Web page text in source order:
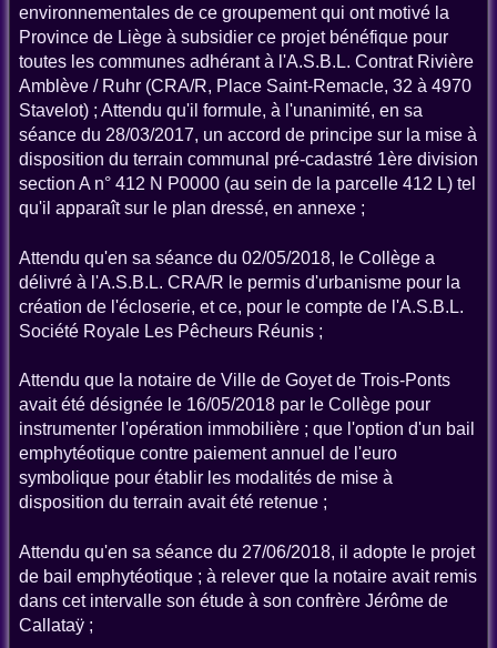
environnementales de ce groupement qui ont motivé la
Province de Liège à subsidier ce projet bénéfique pour
toutes les communes adhérant à l'A.S.B.L. Contrat Rivière
Amblève / Ruhr (CRA/R, Place Saint-Remacle, 32 à 4970
Stavelot) ; Attendu qu'il formule, à l'unanimité, en sa
séance du 28/03/2017, un accord de principe sur la mise à
disposition du terrain communal pré-cadastré 1ère division
section A n° 412 N P0000 (au sein de la parcelle 412 L) tel
qu'il apparaît sur le plan dressé, en annexe ;
Attendu qu'en sa séance du 02/05/2018, le Collège a
délivré à l'A.S.B.L. CRA/R le permis d'urbanisme pour la
création de l'écloserie, et ce, pour le compte de l'A.S.B.L.
Société Royale Les Pêcheurs Réunis ;
Attendu que la notaire de Ville de Goyet de Trois-Ponts
avait été désignée le 16/05/2018 par le Collège pour
instrumenter l'opération immobilière ; que l'option d'un bail
emphytéotique contre paiement annuel de l'euro
symbolique pour établir les modalités de mise à
disposition du terrain avait été retenue ;
Attendu qu'en sa séance du 27/06/2018, il adopte le projet
de bail emphytéotique ; à relever que la notaire avait remis
dans cet intervalle son étude à son confrère Jérôme de
Callataÿ ;